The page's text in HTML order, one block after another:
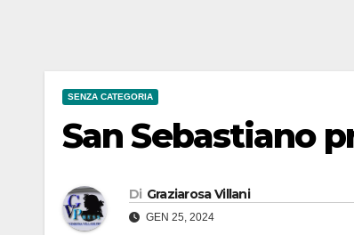
SENZA CATEGORIA
San Sebastiano
Di Graziarosa Villani
GEN 25, 2024